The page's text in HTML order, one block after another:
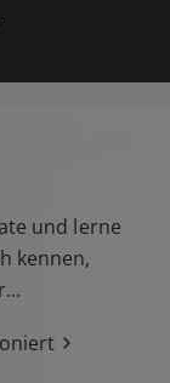
und lerne
kennen,